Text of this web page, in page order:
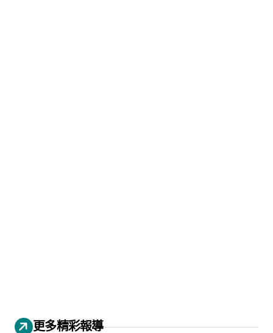
更多精彩報導